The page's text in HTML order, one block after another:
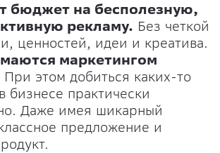
бюджет на бесполезную,
рекламу. Без четкой
ценностей, идеи и креатива.
маркетингом
При этом добиться каких-то
бизнесе практически
Даже имея шикарный
предложение и